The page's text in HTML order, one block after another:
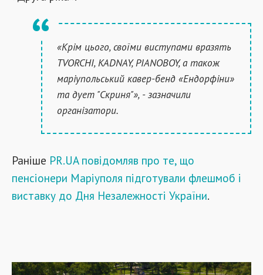
«Крім цього, своїми виступами вразять
TVORCHI, KADNAY, PIANOBOY, а також
маріупольський кавер-бенд «Ендорфіни»
та дует "Скриня"», - зазначили
організатори.
Раніше PR.UA повідомляв про те, що
пенсіонери Маріуполя підготували флешмоб і
виставку до Дня Незалежності України.